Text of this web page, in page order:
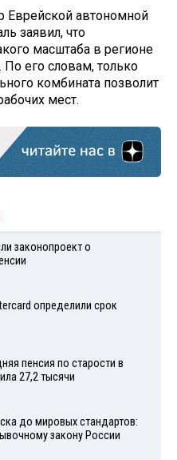
Еврейской автономной
заявил, что
масштаба в регионе
По его словам, только
комбината позволит
мест.
законопроект о
определили срок
пенсия по старости в
27,2 тысячи
до мировых стандартов:
закону России